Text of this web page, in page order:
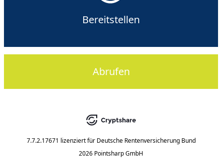
Bereitstellen
Abrufen
7.7.2.17671 lizenziert für Deutsche Rentenversicherung Bund
2026 Pointsharp GmbH